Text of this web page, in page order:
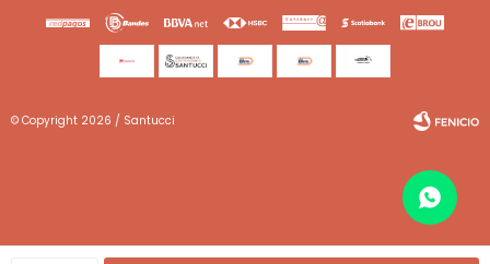
© Copyright 2026 / Santucci